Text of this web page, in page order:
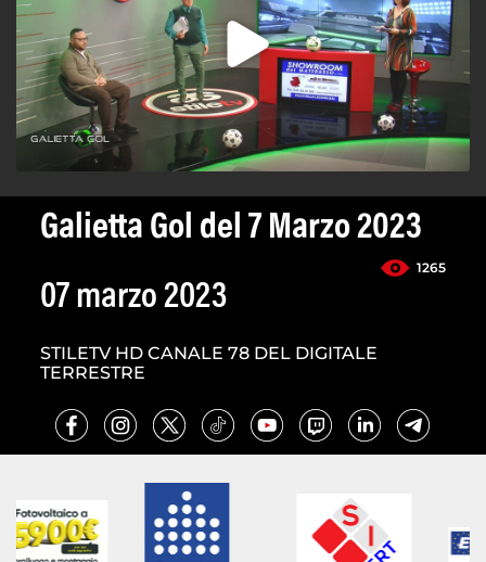
Galietta Gol del 7 Marzo 2023
1265
07 marzo 2023
STILETV HD CANALE 78 DEL DIGITALE
TERRESTRE